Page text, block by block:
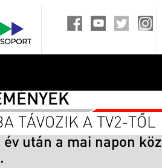
TÁVOZIK A TV2-TŐL
év után a mai napon